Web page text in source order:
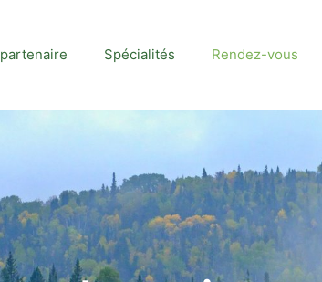
Spécialités Rendez-vous